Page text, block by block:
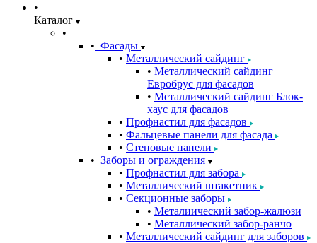
Каталог
Фасады
Металлический сайдинг
Металлический сайдинг
Евробрус для фасадов
Металлический сайдинг Блок-
хаус для фасадов
Профнастил для фасадов
Фальцевые панели для фасада
Стеновые панели
Заборы и ограждения
Профнастил для забора
Металлический штакетник
Секционные заборы
Металиический забор-жалюзи
Металлический забор-ранчо
Металлический сайдинг для заборов